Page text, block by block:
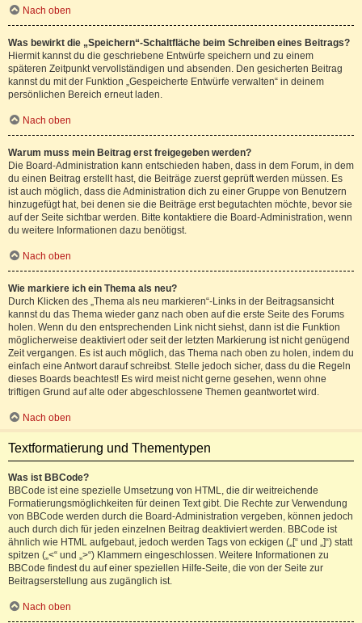
Nach oben
Was bewirkt die „Speichern“-Schaltfläche beim Schreiben eines Beitrags?
Hiermit kannst du die geschriebene Entwürfe speichern und zu einem
späteren Zeitpunkt vervollständigen und absenden. Den gesicherten Beitrag
kannst du mit der Funktion „Gespeicherte Entwürfe verwalten“ in deinem
persönlichen Bereich erneut laden.
Nach oben
Warum muss mein Beitrag erst freigegeben werden?
Die Board-Administration kann entschieden haben, dass in dem Forum, in dem
du einen Beitrag erstellt hast, die Beiträge zuerst geprüft werden müssen. Es
ist auch möglich, dass die Administration dich zu einer Gruppe von Benutzern
hinzugefügt hat, bei denen sie die Beiträge erst begutachten möchte, bevor sie
auf der Seite sichtbar werden. Bitte kontaktiere die Board-Administration, wenn
du weitere Informationen dazu benötigst.
Nach oben
Wie markiere ich ein Thema als neu?
Durch Klicken des „Thema als neu markieren“-Links in der Beitragsansicht
kannst du das Thema wieder ganz nach oben auf die erste Seite des Forums
holen. Wenn du den entsprechenden Link nicht siehst, dann ist die Funktion
möglicherweise deaktiviert oder seit der letzten Markierung ist nicht genügend
Zeit vergangen. Es ist auch möglich, das Thema nach oben zu holen, indem du
einfach eine Antwort darauf schreibst. Stelle jedoch sicher, dass du die Regeln
dieses Boards beachtest! Es wird meist nicht gerne gesehen, wenn ohne
triftigen Grund auf alte oder abgeschlossene Themen geantwortet wird.
Nach oben
Textformatierung und Thementypen
Was ist BBCode?
BBCode ist eine spezielle Umsetzung von HTML, die dir weitreichende
Formatierungsmöglichkeiten für deinen Text gibt. Die Rechte zur Verwendung
von BBCode werden durch die Board-Administration vergeben, können jedoch
auch durch dich für jeden einzelnen Beitrag deaktiviert werden. BBCode ist
ähnlich wie HTML aufgebaut, jedoch werden Tags von eckigen („[“ und „]“) statt
spitzen („<“ und „>“) Klammern eingeschlossen. Weitere Informationen zu
BBCode findest du auf einer speziellen Hilfe-Seite, die von der Seite zur
Beitragserstellung aus zugänglich ist.
Nach oben